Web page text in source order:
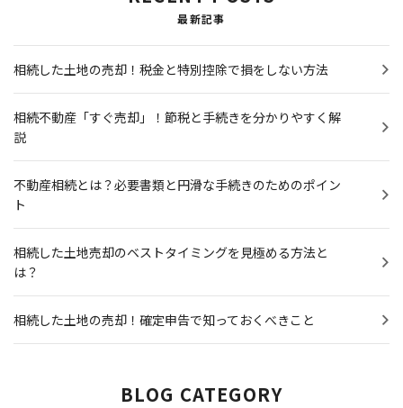
最新記事
相続した土地の売却！税金と特別控除で損をしない方法
相続不動産「すぐ売却」！節税と手続きを分かりやすく解
説
不動産相続とは？必要書類と円滑な手続きのためのポイン
ト
相続した土地売却のベストタイミングを見極める方法と
は？
相続した土地の売却！確定申告で知っておくべきこと
BLOG CATEGORY